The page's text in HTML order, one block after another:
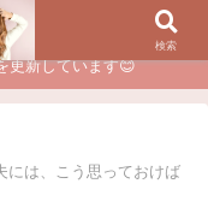
に変わるカウンセリング
更新しています😊
には、こう思っておけば
検索